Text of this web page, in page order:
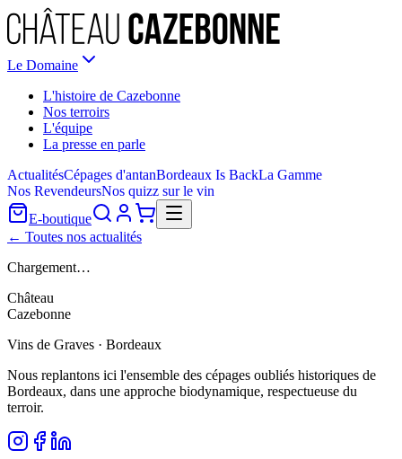
Le Domaine
L'histoire de Cazebonne
Nos terroirs
L'équipe
La presse en parle
ActualitésCépages d'antanBordeaux Is BackLa Gamme
Nos RevendeursNos quizz sur le vin
E-boutique
← Toutes nos actualités
Chargement…
Château
Cazebonne
Vins de Graves · Bordeaux
Nous replantons ici l'ensemble des cépages oubliés historiques de
Bordeaux, dans une approche biodynamique, respectueuse du
terroir.